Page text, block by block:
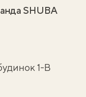
SHUBA
1-В